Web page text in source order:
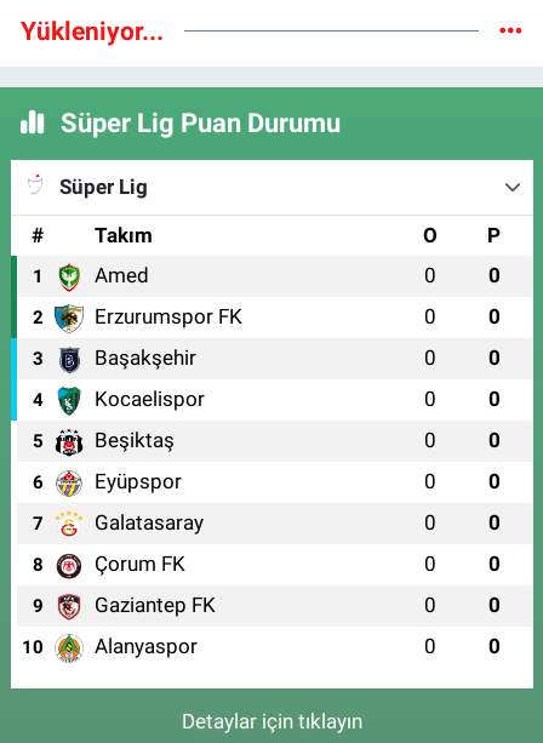
Yükleniyor...
Süper Lig Puan Durumu
Süper Lig
#
Takım O P
1 Amed 0 0
2 Erzurumspor FK 0 0
3 Başakşehir 0 0
4 Kocaelispor 0 0
5 Beşiktaş 0 0
6 Eyüpspor 0 0
7 Galatasaray 0 0
8 Çorum FK 0 0
9 Gaziantep FK 0 0
10 Alanyaspor 0 0
Detaylar için tıklayın